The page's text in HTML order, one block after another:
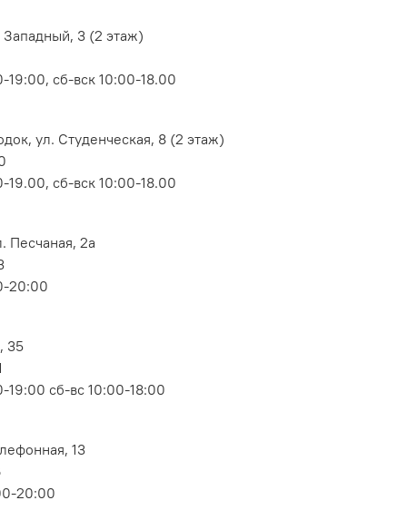
3 (2 этаж)
сб-вск 10:00-18.00
ул. Студенческая, 8 (2 этаж)
сб-вск 10:00-18.00
Песчаная, 2а
20:00
35
19:00 сб-вс 10:00-18:00
13
20:00